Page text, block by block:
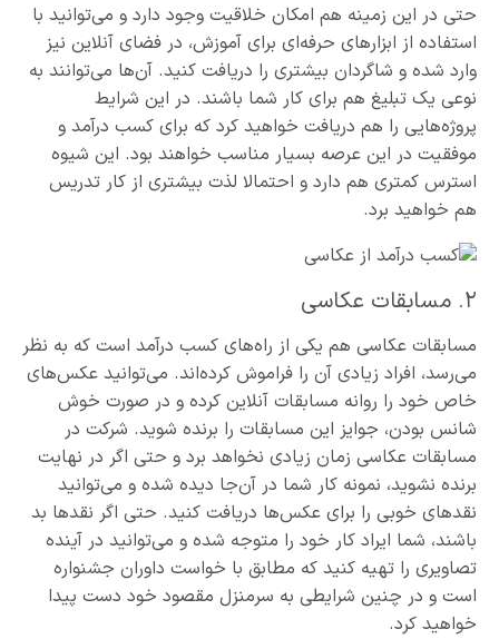
حتی در این زمینه هم امکان خلاقیت وجود دارد و می‌توانید با
استفاده از ابزارهای حرفه‌ای برای آموزش، در فضای آنلاین نیز
وارد شده و شاگردان بیشتری را دریافت کنید. آن‌ها می‌توانند به
نوعی یک تبلیغ هم برای کار شما باشند. در این شرایط
پروژه‌هایی را هم دریافت خواهید کرد که برای کسب درآمد و
موفقیت در این عرصه بسیار مناسب خواهند بود. این شیوه
استرس کمتری هم دارد و احتمالا لذت بیشتری از کار تدریس
هم خواهید برد.
۲. مسابقات عکاسی
مسابقات عکاسی هم یکی از راه‌های کسب درآمد است که به نظر
می‌رسد، افراد زیادی آن را فراموش کرده‌اند. می‌توانید عکس‌های
خاص خود را روانه مسابقات آنلاین کرده و در صورت خوش
شانس بودن، جوایز این مسابقات را برنده شوید. شرکت در
مسابقات عکاسی زمان زیادی نخواهد برد و حتی اگر در نهایت
برنده نشوید، نمونه کار شما در آن‌جا دیده شده و می‌توانید
نقدهای خوبی را برای عکس‌ها دریافت کنید. حتی اگر نقدها بد
باشند، شما ایراد کار خود را متوجه شده و می‌توانید در آینده
تصاویری را تهیه کنید که مطابق با خواست داوران جشنواره
است و در چنین شرایطی به سرمنزل مقصود خود دست پیدا
خواهید کرد.